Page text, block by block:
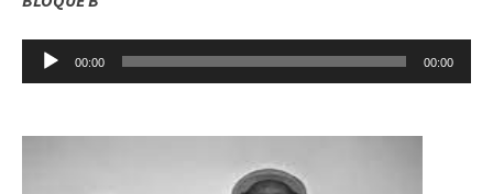
Reproductor
de
00:00 00:00